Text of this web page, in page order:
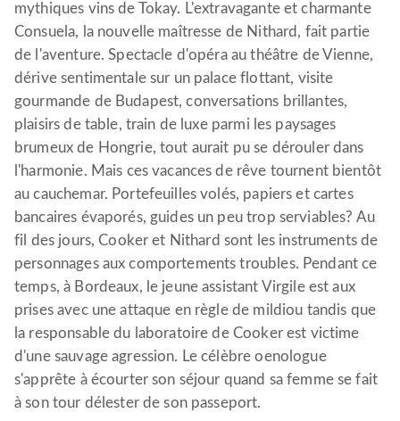
mythiques vins de Tokay. L'extravagante et charmante
Consuela, la nouvelle maîtresse de Nithard, fait partie
de l'aventure. Spectacle d'opéra au théâtre de Vienne,
dérive sentimentale sur un palace flottant, visite
gourmande de Budapest, conversations brillantes,
plaisirs de table, train de luxe parmi les paysages
brumeux de Hongrie, tout aurait pu se dérouler dans
l'harmonie. Mais ces vacances de rêve tournent bientôt
au cauchemar. Portefeuilles volés, papiers et cartes
bancaires évaporés, guides un peu trop serviables? Au
fil des jours, Cooker et Nithard sont les instruments de
personnages aux comportements troubles. Pendant ce
temps, à Bordeaux, le jeune assistant Virgile est aux
prises avec une attaque en règle de mildiou tandis que
la responsable du laboratoire de Cooker est victime
d'une sauvage agression. Le célèbre oenologue
s'apprête à écourter son séjour quand sa femme se fait
à son tour délester de son passeport.